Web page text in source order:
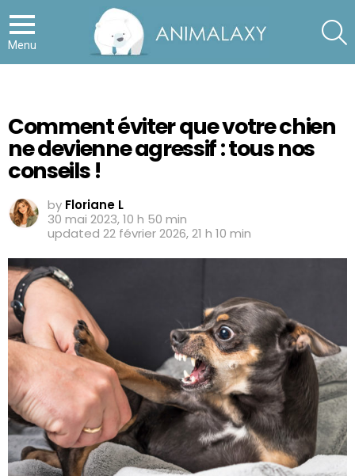
Menu
Comment éviter que votre chien
ne devienne agressif : tous nos
conseils !
by Floriane L
30 mai 2023, 10 h 50 min
updated 22 février 2026, 21 h 10 min